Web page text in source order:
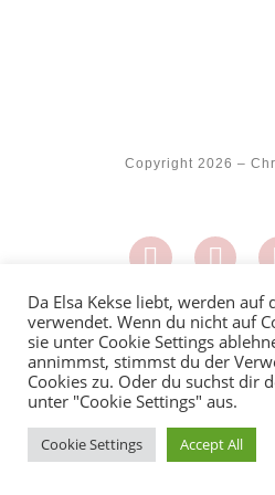
Copyright 2026 –
Datenschutzhinweise
Da Elsa Kekse liebt, werden auf
verwendet. Wenn du nicht auf
sie unter Cookie Settings
annimmst, stimmst du der
Cookies zu. Oder du suchst dir
unter "Cookie Settings" aus.
Cookie Settings Accept All